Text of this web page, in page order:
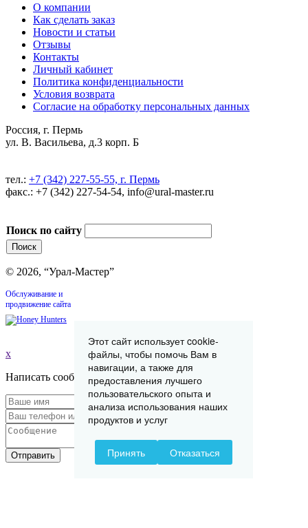
О компании
Как сделать заказ
Новости и статьи
Отзывы
Контакты
Личный кабинет
Политика конфиденциальности
Условия возврата
Согласие на обработку персональных данных
Россия, г. Пермь
ул. В. Васильева, д.3 корп. Б
тел.: +7 (342) 227-55-55, г. Пермь
факс.: +7 (342) 227-54-54, info@ural-master.ru
Поиск по сайту
© 2026, “Урал-Мастер”
Обслуживание и
продвижение сайта
x
Написать сообщение
Отправить
Этот сайт использует cookie-
файлы, чтобы помочь Вам в
навигации, а также для
предоставления лучшего
пользовательского опыта и
анализа использования наших
продуктов и услуг
Принять Отказаться